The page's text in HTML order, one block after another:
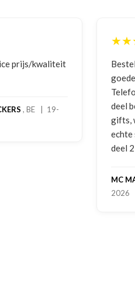
prijs/kwaliteit
, BE | 19-
deel
gifts,
echte
deel
MC
2026